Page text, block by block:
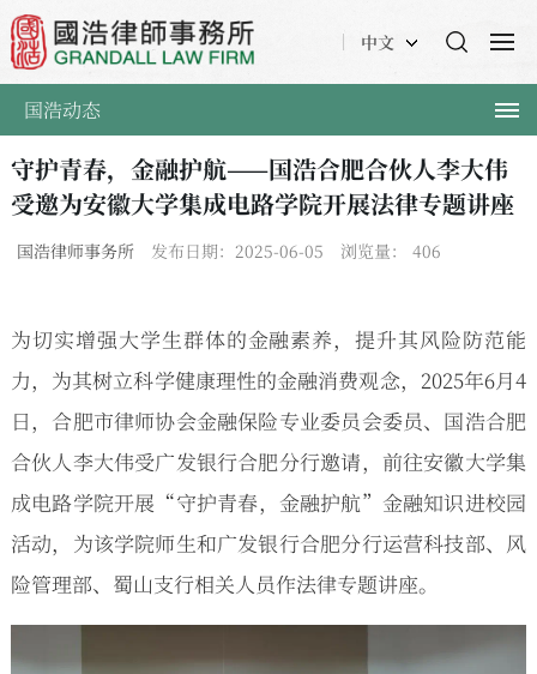
中文
国浩动态
守护青春，金融护航——国浩合肥合伙人李大伟
受邀为安徽大学集成电路学院开展法律专题讲座
国浩律师事务所 发布日期：2025-06-05 浏览量： 406
为切实增强大学生群体的金融素养，提升其风险防范能
力，为其树立科学健康理性的金融消费观念，2025年6月4
日，合肥市律师协会金融保险专业委员会委员、国浩合肥
合伙人李大伟受广发银行合肥分行邀请，前往安徽大学集
成电路学院开展“守护青春，金融护航”金融知识进校园
活动，为该学院师生和广发银行合肥分行运营科技部、风
险管理部、蜀山支行相关人员作法律专题讲座。